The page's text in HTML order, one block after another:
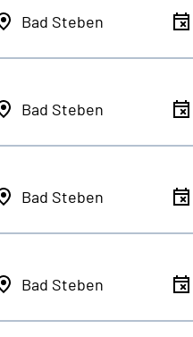
Bad Steben
Bad Steben
Bad Steben
Bad Steben